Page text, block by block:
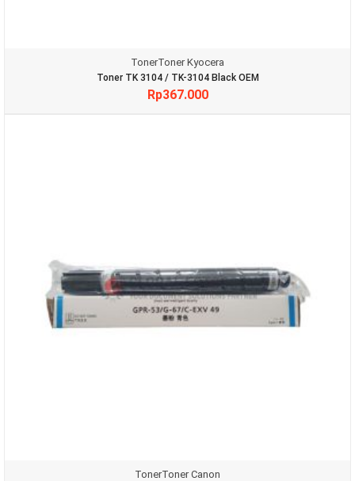
TonerToner Kyocera
Toner TK 3104 / TK-3104 Black OEM
Rp367.000
TonerToner Canon